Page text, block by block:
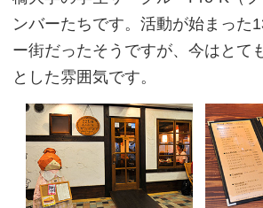
ンバーたちです。活動が始まった
ー街だったそうですが、今はとて
とした雰囲気です。